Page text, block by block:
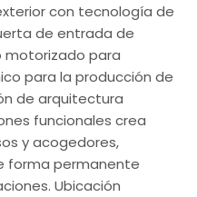
con tecnología de
de entrada de
motorizado para
para la producción de
de arquitectura
funcionales crea
y acogedores,
forma permanente
Ubicación